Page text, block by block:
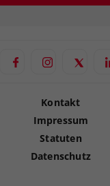
Kontakt
Impressum
Statuten
Datenschutz